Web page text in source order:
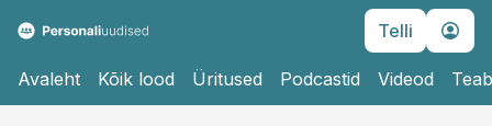
Telli
Avaleht Kõik lood Üritused Podcastid Videod